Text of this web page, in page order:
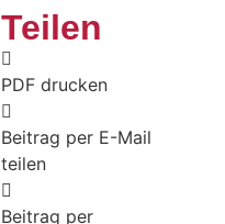
Teilen
PDF drucken
Beitrag per E-Mail
teilen
Beitrag per